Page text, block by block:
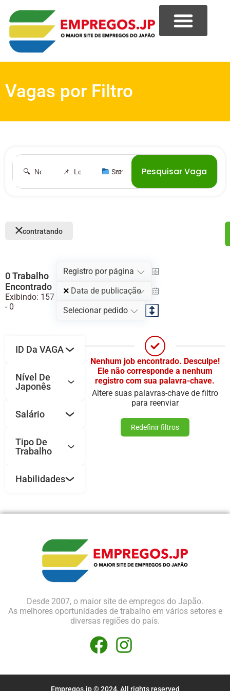
Vagas por Filtro
︎ Setor Pesquisar Vaga
contratando
0 Trabalho
Encontrado
Exibindo: 157
- 0
Registro por página
× Data de publicação
Selecionar pedido
ID Da VAGA
Nível De
Japonês
Salário
Tipo De
Trabalho
Habilidades
Nenhum job encontrado. Desculpe!
Ele não corresponde a nenhum
registro com sua palavra-chave.
Altere suas palavras-chave de filtro
para reenviar
Redefinir filtros
Desde 2007, o maior site de empregos do Japão.
As melhores oportunidades de trabalho em vários setores e
diversas regiões do país.
Empregos.jp © 2024, All rights reserved